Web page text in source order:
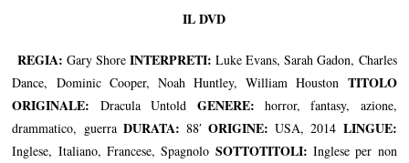
IL DVD
REGIA: Gary Shore INTERPRETI: Luke Evans, Sarah Gadon, Charles
Dance, Dominic Cooper, Noah Huntley, William Houston TITOLO
ORIGINALE: Dracula Untold GENERE: horror, fantasy, azione,
drammatico, guerra DURATA: 88′ORIGINE: USA, 2014 LINGUE:
Inglese, Italiano, Francese, Spagnolo SOTTOTITOLI: Inglese per non